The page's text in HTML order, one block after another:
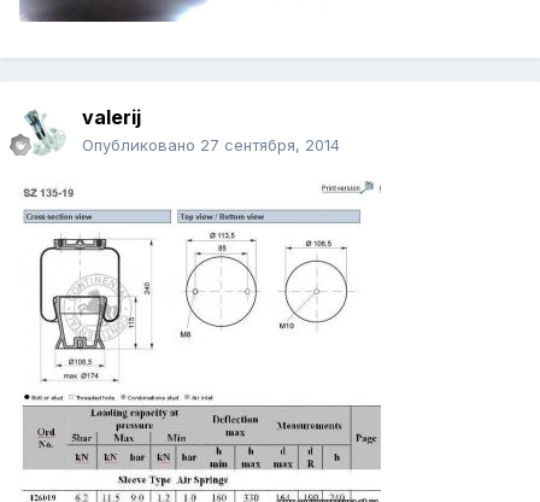
valerij
Опубликовано 27 сентября, 2014